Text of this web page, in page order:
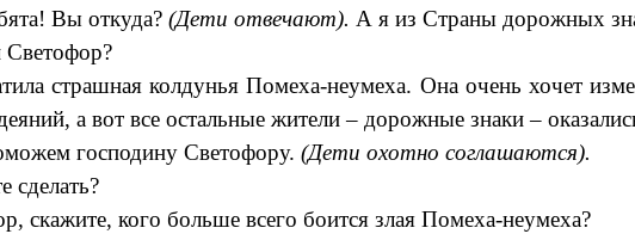
Вы откуда?(Дети отвечают).А я из Страны дорожных
Светофор?
страшная колдунья Помеха-неумеха. Она очень хочет
а вот все остальные жители – дорожные знаки –
господину Светофору.(Дети охотно соглашаются).
сделать?
скажите, кого больше всего боится злая Помеха-неумеха?